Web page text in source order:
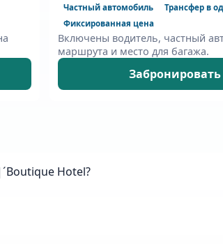
Частный автомобиль
Трансфер в
Фиксированная цена
Включены водитель, частный
маршрута и место для багажа.
Забронировать
Hotel?